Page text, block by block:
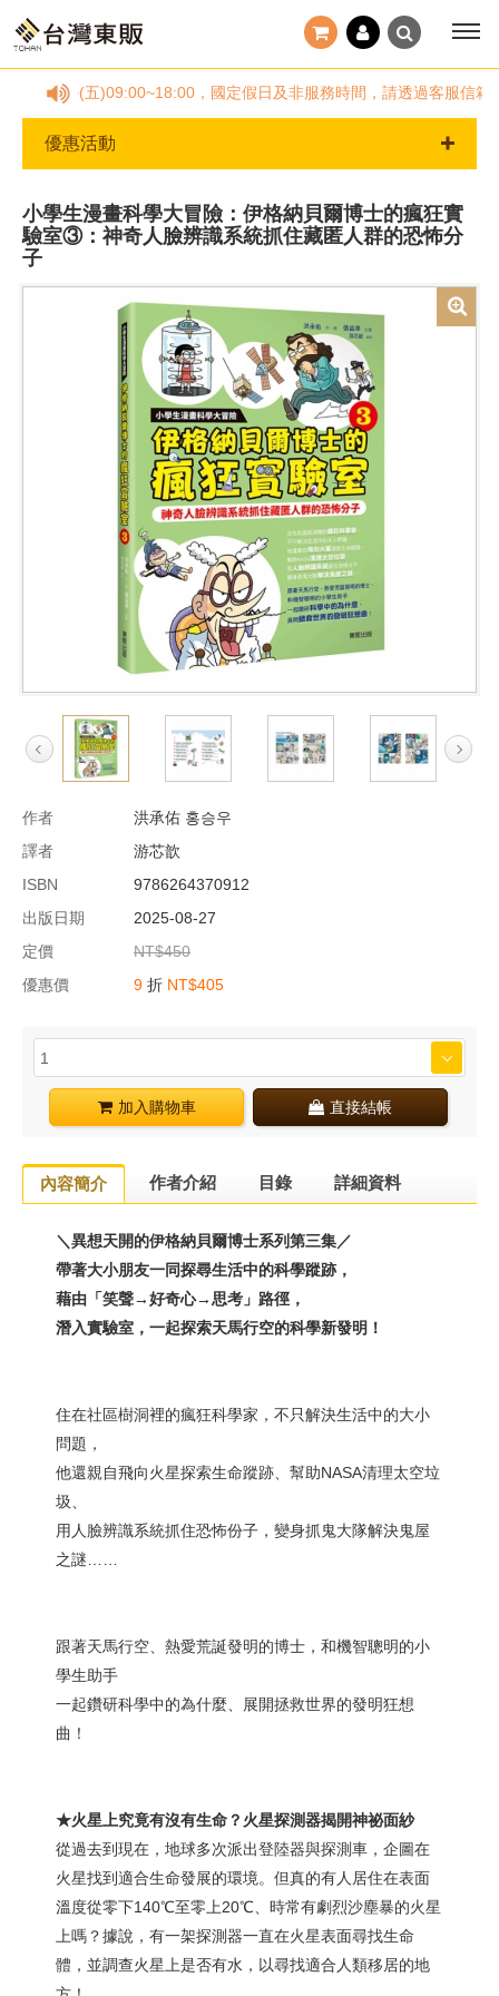
)~(五)09:00~18:00，國定假日及非服務時間，請透過客服信箱反
優惠活動
小學生漫畫科學大冒險：伊格納貝爾博士的瘋狂實
驗室③：神奇人臉辨識系統抓住藏匿人群的恐怖分
子
作者
洪承佑 홍승우
譯者
游芯歆
ISBN
9786264370912
出版日期
2025-08-27
定價
NT$450
優惠價
9 折 NT$405
加入購物車 直接結帳
內容簡介 作者介紹 目錄 詳細資料
＼異想天開的伊格納貝爾博士系列第三集／
帶著大小朋友一同探尋生活中的科學蹤跡，
藉由「笑聲→好奇心→思考」路徑，
潛入實驗室，一起探索天馬行空的科學新發明！
住在社區樹洞裡的瘋狂科學家，不只解決生活中的大小
問題，
他還親自飛向火星探索生命蹤跡、幫助NASA清理太空垃
圾、
用人臉辨識系統抓住恐怖份子，變身抓鬼大隊解決鬼屋
之謎……
跟著天馬行空、熱愛荒誕發明的博士，和機智聰明的小
學生助手
一起鑽研科學中的為什麼、展開拯救世界的發明狂想
曲！
★火星上究竟有沒有生命？火星探測器揭開神祕面紗
從過去到現在，地球多次派出登陸器與探測車，企圖在
火星找到適合生命發展的環境。但真的有人居住在表面
溫度從零下140℃至零上20℃、時常有劇烈沙塵暴的火星
上嗎？據說，有一架探測器一直在火星表面尋找生命
體，並調查火星上是否有水，以尋找適合人類移居的地